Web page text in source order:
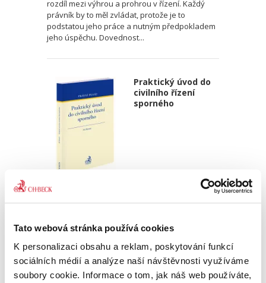
Tato webová stránka používá cookies
K personalizaci obsahu a reklam, poskytování funkcí
sociálních médií a analýze naší návštěvnosti využíváme
soubory cookie. Informace o tom, jak náš web používáte,
rozdíl mezi výhrou a prohrou v řízení. Každý
právník by to měl zvládat, protože je to
podstatou jeho práce a nutným předpokladem
jeho úspěchu. Dovednost...
Praktický úvod do
civilního řízení
sporného
Jiří Remeš
zabývající se výlučně praktickou stránkou
civilního sporného řízení je určena především
juniorním absolventům právnických fakult